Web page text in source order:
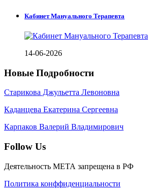
Кабинет Мануального Терапевта
14-06-2026
Новые Подробности
Старикова Джульетта Левоновна
Каданцева Екатерина Сергеевна
Карпаков Валерий Владимирович
Follow Us
Деятельность МЕТА запрещена в РФ
Политика конффиденциальности